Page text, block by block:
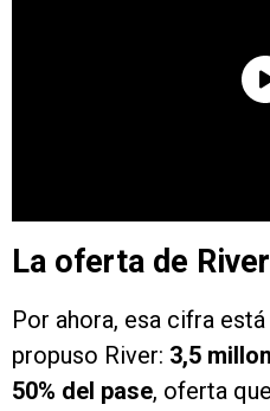
La oferta de
Por ahora, esa cifra
propuso River: 3,5
50% del pase, oferta